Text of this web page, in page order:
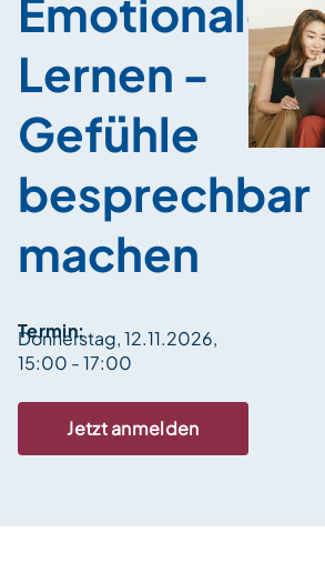
Emotionales
Lernen -
Gefühle
besprechbar
machen
Termin:
Donnerstag, 12.11.2026,
15:00 - 17:00
Jetzt anmelden